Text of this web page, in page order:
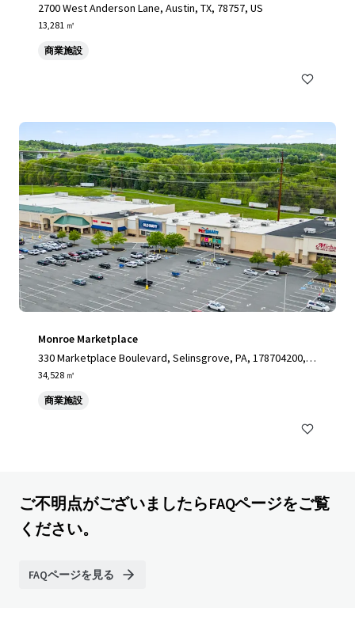
2700 West Anderson Lane, Austin, TX, 78757, US
13,281 ㎡
商業施設
Monroe Marketplace
330 Marketplace Boulevard, Selinsgrove, PA, 178704200, U
S
34,528 ㎡
商業施設
ご不明点がございましたらFAQページをご覧
ください。
FAQページを見る